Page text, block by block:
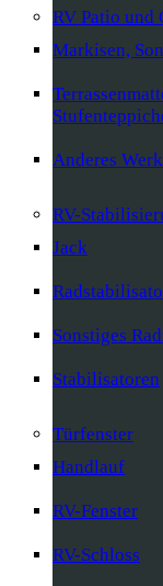
RV Patio und
Markisen,
Anderes
RV-
Jack
Sonstiges
Stabilisatoren
Türfenster
Handlauf
RV-Fenster
RV-Schloss